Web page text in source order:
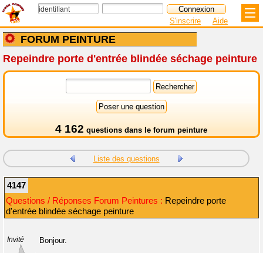
FORUM PEINTURE
S'inscrire Aide
Repeindre porte d'entrée blindée séchage peinture
4 162 questions dans le forum peinture
Liste des questions
4147
Questions / Réponses Forum Peintures : Repeindre porte
d'entrée blindée séchage peinture
Invité
Bonjour.